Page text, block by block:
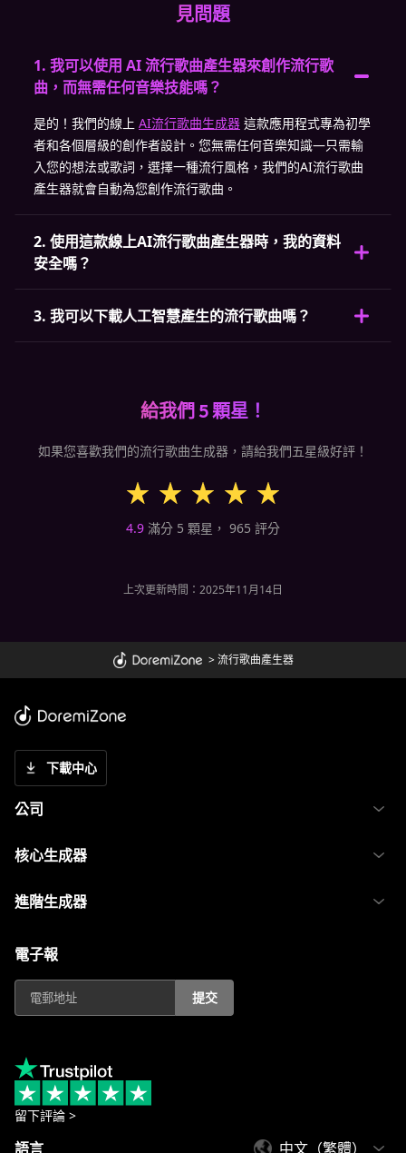
見問題
1. 我可以使用 AI 流行歌曲產生器來創作流行歌
曲，而無需任何音樂技能嗎？
是的！我們的線上 AI流行歌曲生成器 這款應用程式專為初學
者和各個層級的創作者設計。您無需任何音樂知識—只需輸
入您的想法或歌詞，選擇一種流行風格，我們的AI流行歌曲
產生器就會自動為您創作流行歌曲。
2. 使用這款線上AI流行歌曲產生器時，我的資料
安全嗎？
3. 我可以下載人工智慧產生的流行歌曲嗎？
給我們 5 顆星！
如果您喜歡我們的流行歌曲生成器，請給我們五星級好評！
4.9 滿分 5 顆星， 965 評分
上次更新時間：2025年11月14日
>流行歌曲產生器
下載中心
公司
核心生成器
進階生成器
電子報
提交
留下評論 >
語言 中文（繁體）